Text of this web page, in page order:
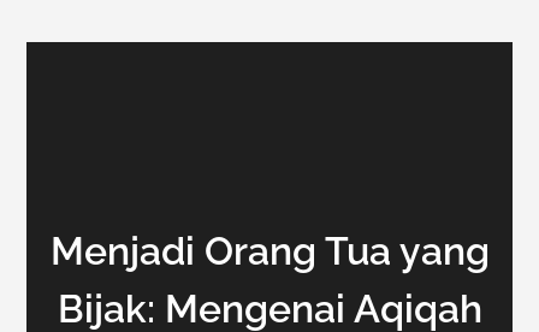
Menjadi Orang Tua yang
Bijak: Mengenai Aqiqah